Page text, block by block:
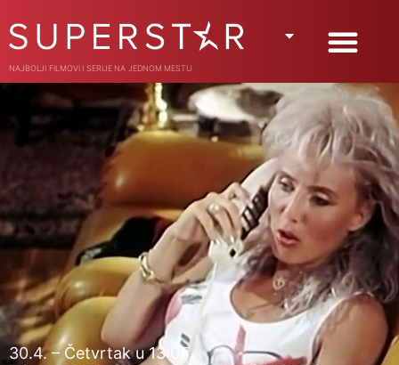
NAJBOLJI FILMOVI I SERIJE NA JEDNOM MESTU
30.4. – Četvrtak u 13:05